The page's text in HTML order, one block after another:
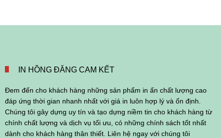
IN HỒNG ĐĂNG CAM KẾT
Đem đến cho khách hàng những sản phẩm in ấn chất lượng cao
đáp ứng thời gian nhanh nhất với giá in luôn hợp lý và ổn định.
Chúng tôi gây dựng uy tín và tạo dựng niềm tin cho khách hàng từ
chính chất lượng và dịch vụ tối ưu, có những chính sách tốt nhất
dành cho khách hàng thân thiết. Liên hệ ngay với chúng tôi